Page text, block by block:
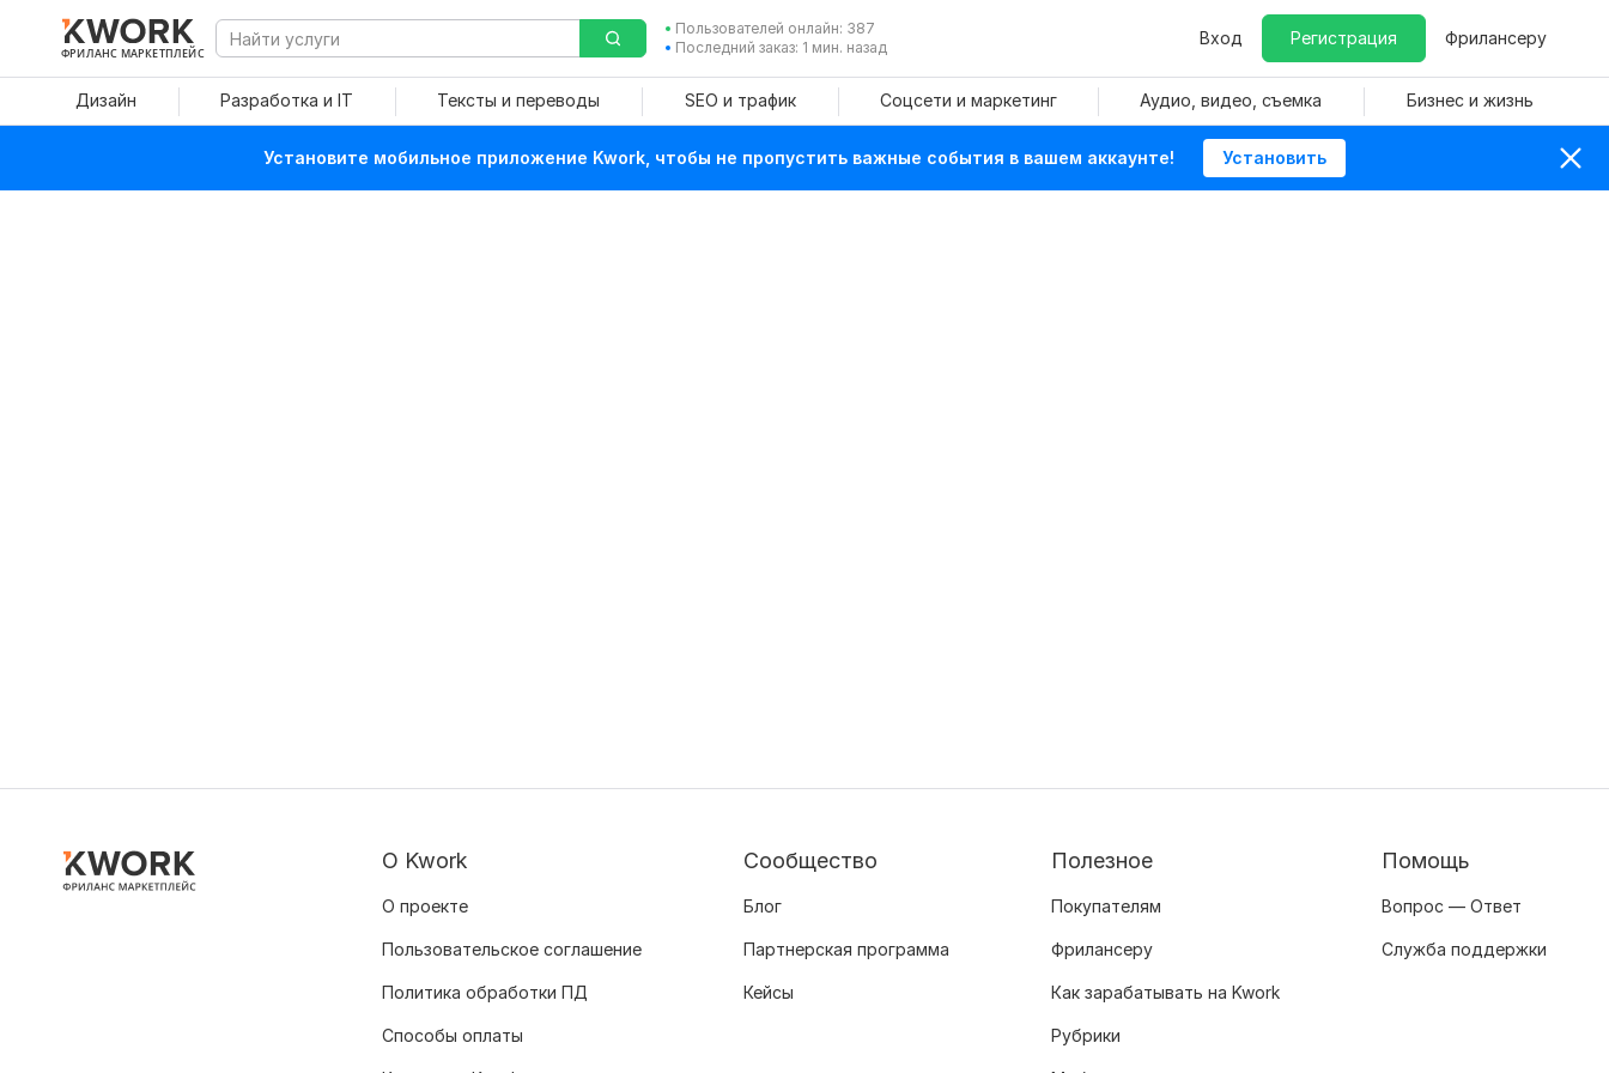
ФРИЛАНС МАРКЕТПЛЕЙС
Пользователей онлайн: 387
Последний заказ: 1 мин. назад
Вход Регистрация Фрилансеру
Дизайн Разработка и IT Тексты и переводы SEO и трафик Соцсети и маркетинг Аудио, видео, съемка Бизнес и жизнь
Установите мобильное приложение Kwork, чтобы не пропустить важные события в вашем аккаунте! Установить
О Kwork
О проекте
Пользовательское соглашение
Политика обработки ПД
Способы оплаты
Сообщество
Блог
Партнерская программа
Кейсы
Полезное
Покупателям
Фрилансеру
Как зарабатывать на Kwork
Рубрики
Помощь
Вопрос — Ответ
Служба поддержки